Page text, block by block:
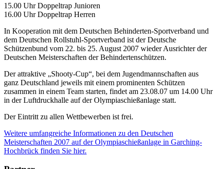
15.00 Uhr Doppeltrap Junioren
16.00 Uhr Doppeltrap Herren
In Kooperation mit dem Deutschen Behinderten-Sportverband und
dem Deutschen Rollstuhl-Sportverband ist der Deutsche
Schützenbund vom 22. bis 25. August 2007 wieder Ausrichter der
Deutschen Meisterschaften der Behindertenschützen.
Der attraktive „Shooty-Cup“, bei dem Jugendmannschaften aus
ganz Deutschland jeweils mit einem prominenten Schützen
zusammen in einem Team starten, findet am 23.08.07 um 14.00 Uhr
in der Luftdruckhalle auf der Olympiaschießanlage statt.
Der Eintritt zu allen Wettbewerben ist frei.
Weitere umfangreiche Informationen zu den Deutschen
Meisterschaften 2007 auf der Olympiaschießanlage in Garching-
Hochbrück finden Sie hier.